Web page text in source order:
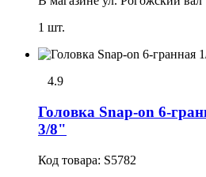
1 шт.
4.9
Головка Snap-on 6-
3/8"
Код товара: S5782